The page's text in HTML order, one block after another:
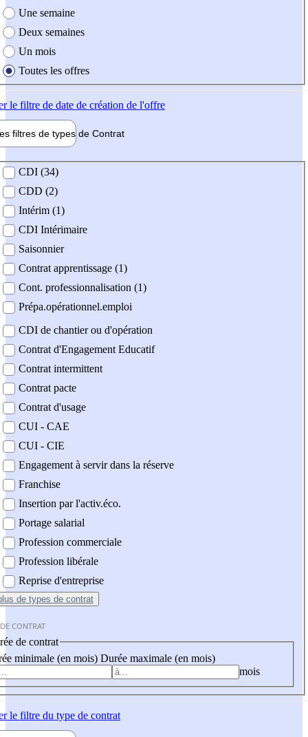
Une semaine
Deux semaines
Un mois
Toutes les offres
le filtre de date de création de l'offre
filtres de types de Contrat
contrat
CDI (34)
CDD (2)
Intérim (1)
CDI Intérimaire
Saisonnier
Contrat apprentissage (1)
Cont. professionnalisation (1)
Prépa.opérationnel.emploi
CDI de chantier ou d'opération
Contrat d'Engagement Educatif
Contrat intermittent
Contrat pacte
Contrat d'usage
CUI - CAE
CUI - CIE
Engagement à servir dans la réserve
Franchise
Insertion par l'activ.éco.
Portage salarial
Profession commerciale
Profession libérale
Reprise d'entreprise
de types de contrat
CONTRAT
de contrat
minimale (en mois) Durée maximale (en mois)
mois
le filtre du type de contrat